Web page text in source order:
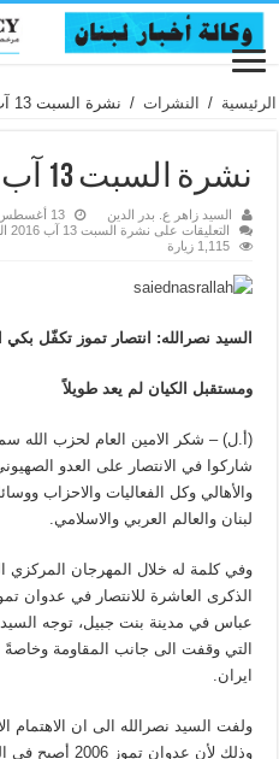
الرئيسية / النشرات / نشرة السبت 13 آب 2016 العدد 5073
نشرة السبت 13 آب 2016 العدد 5073
السيد زاهر ع. بدر الدين 13 أغسطس، 2016
التعليقات على نشرة السبت 13 آب 2016 العدد 5073 مغلقة
1,115 زيارة
السيد نصرالله: انتصار تموز تكفّل بكي
ومستقبل الكيان لم يعد طويلاً
(أ.ل) – شكر الامين العام لحزب الله
شاركوا في الانتصار على العدو
والأهالي وكل الفعاليات والاحزاب
لبنان والعالم العربي والاسلامي.
وفي كلمة له خلال المهرجان المركزي
عباس في مدينة بنت جبيل، توجه
التي وقفت الى جانب المقاومة وخاصةً
ايران.
ولفت السيد نصرالله الى ان الاهتمام
وذلك لأن عدوان